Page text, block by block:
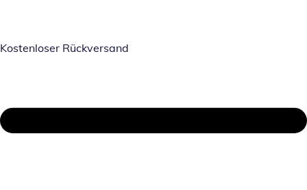
Kostenloser Rückversand